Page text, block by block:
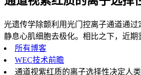
光遗传学除颤利用光门控离子通道通
静息心肌细胞去极化。相比之下，近
所有博客
WEC技术前瞻
通道视紫红质的离子选择性决定人